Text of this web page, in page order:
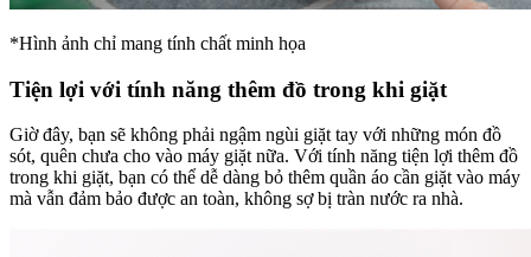
*Hình ảnh chỉ mang tính chất minh họa
Tiện lợi với tính năng thêm đồ trong khi giặt
Giờ đây, bạn sẽ không phải ngậm ngùi giặt tay với những món đồ
sót, quên chưa cho vào máy giặt nữa. Với tính năng tiện lợi thêm đồ
trong khi giặt, bạn có thể dễ dàng bỏ thêm quần áo cần giặt vào máy
mà vẫn đảm bảo được an toàn, không sợ bị tràn nước ra nhà.